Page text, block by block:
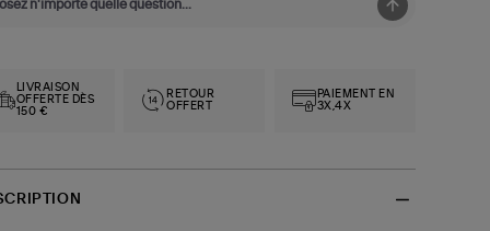
LIVRAISON
OFFERTE DÈS
150 €
RETOUR
OFFERT
PAIEMENT EN
3X,4X